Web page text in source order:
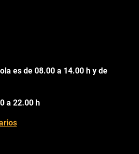
es de 08.00 a 14.00 h y de
a 22.00 h